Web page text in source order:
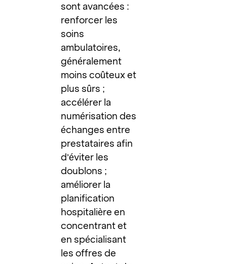
sont avancées :
renforcer les
soins
ambulatoires,
généralement
moins coûteux et
plus sûrs ;
accélérer la
numérisation des
échanges entre
prestataires afin
d’éviter les
doublons ;
améliorer la
planification
hospitalière en
concentrant et
en spécialisant
les offres de